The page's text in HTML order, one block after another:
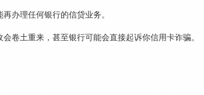
办理任何银行的信贷业务。
卷土重来，甚至银行可能会直接起诉你信用卡诈骗。